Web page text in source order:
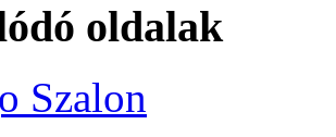
oldalak
Szalon